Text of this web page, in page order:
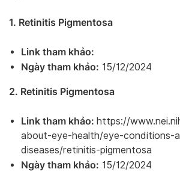
1. Retinitis Pigmentosa
Link tham khảo:
Ngày tham khảo: 15/12/2024
2. Retinitis Pigmentosa
Link tham khảo: https://
about-eye-health/eye-conditions-
diseases/retinitis-pigmentosa
Ngày tham khảo: 15/12/2024